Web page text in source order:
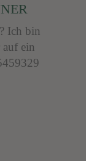
Ich bin
ein